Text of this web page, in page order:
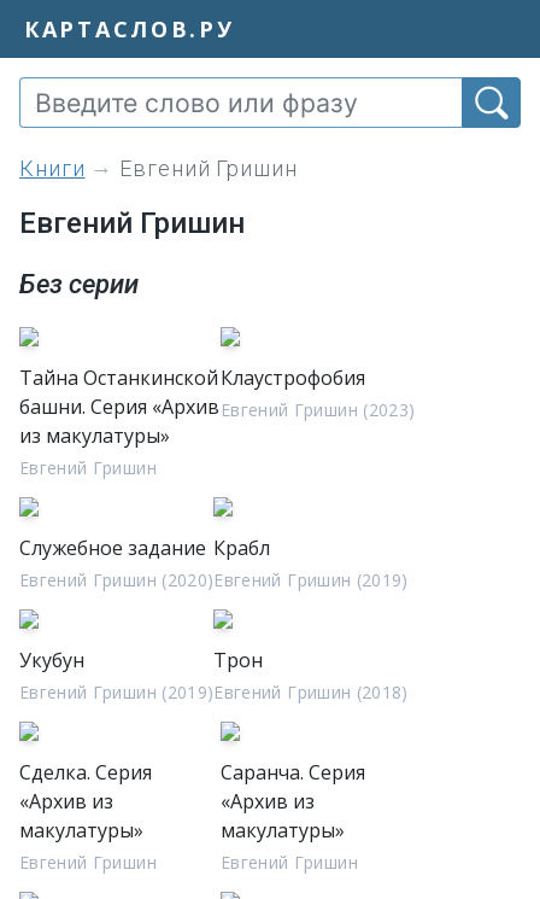
КАРТАСЛОВ.РУ
книги Евгений Гришин
Евгений Гришин
Без серии
Тайна Останкинской
башни. Серия «Архив
из макулатуры»
Евгений Гришин
Клаустрофобия
Евгений Гришин (2023)
Служебное задание
Евгений Гришин (2020)
Крабл
Евгений Гришин (2019)
Укубун
Евгений Гришин (2019)
Трон
Евгений Гришин (2018)
Сделка. Серия
«Архив из
макулатуры»
Евгений Гришин
Саранча. Серия
«Архив из
макулатуры»
Евгений Гришин